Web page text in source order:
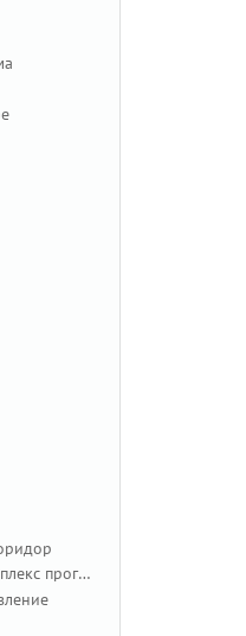
Арсенальный комплекс программ